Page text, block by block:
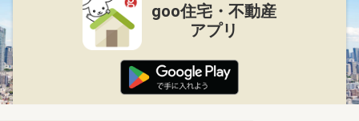
goo住宅・不動産
アプリ